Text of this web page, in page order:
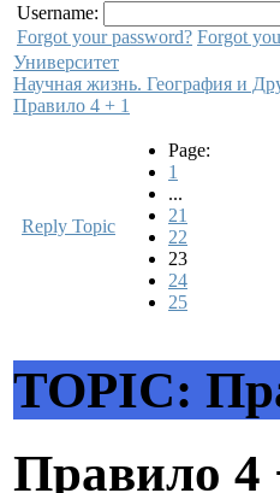
Username:
Forgot your password? Forgot
Университет
Научная жизнь. География и
Правило 4 + 1
Reply Topic
Page:
1
...
21
22
23
24
25
TOPIC:
Правило 4